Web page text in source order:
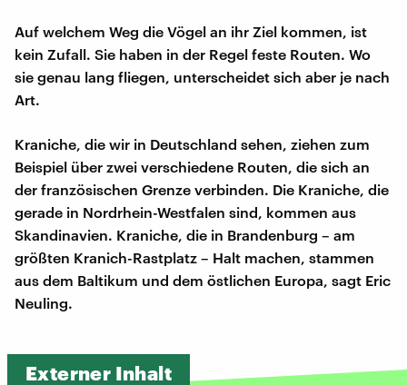
Auf welchem Weg die Vögel an ihr Ziel kommen, ist
kein Zufall. Sie haben in der Regel feste Routen. Wo
sie genau lang fliegen, unterscheidet sich aber je nach
Art.
Kraniche, die wir in Deutschland sehen, ziehen zum
Beispiel über zwei verschiedene Routen, die sich an
der französischen Grenze verbinden. Die Kraniche, die
gerade in Nordrhein-Westfalen sind, kommen aus
Skandinavien. Kraniche, die in Brandenburg – am
größten Kranich-Rastplatz – Halt machen, stammen
aus dem Baltikum und dem östlichen Europa, sagt Eric
Neuling.
Externer Inhalt